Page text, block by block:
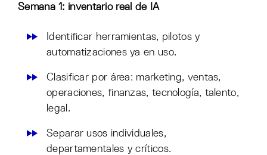
Semana 1: inventario real de IA
Identificar herramientas, pilotos y
automatizaciones ya en uso.
Clasificar por área: marketing, ventas,
operaciones, finanzas, tecnología, talento,
legal.
Separar usos individuales,
departamentales y críticos.